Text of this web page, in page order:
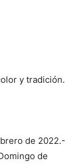
y tradición.
de 2022.-
de